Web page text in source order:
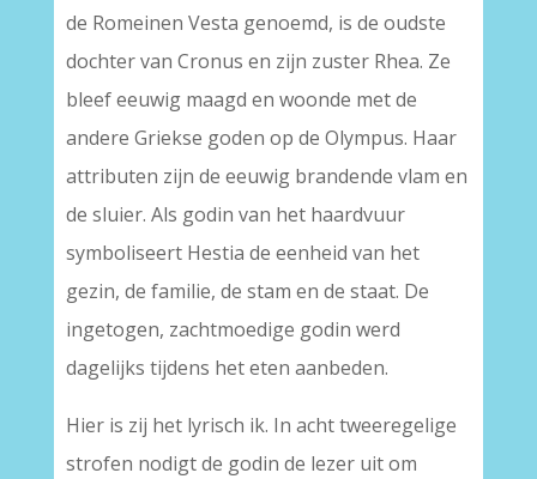
de Romeinen Vesta genoemd, is de oudste
dochter van Cronus en zijn zuster Rhea. Ze
bleef eeuwig maagd en woonde met de
andere Griekse goden op de Olympus. Haar
attributen zijn de eeuwig brandende vlam en
de sluier. Als godin van het haardvuur
symboliseert Hestia de eenheid van het
gezin, de familie, de stam en de staat. De
ingetogen, zachtmoedige godin werd
dagelijks tijdens het eten aanbeden.
Hier is zij het lyrisch ik. In acht tweeregelige
strofen nodigt de godin de lezer uit om